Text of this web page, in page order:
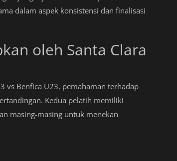
dalam aspek konsistensi dan finalisasi
oleh Santa Clara
vs Benfica U23, pemahaman terhadap
Kedua pelatih memiliki
masing-masing untuk menekan